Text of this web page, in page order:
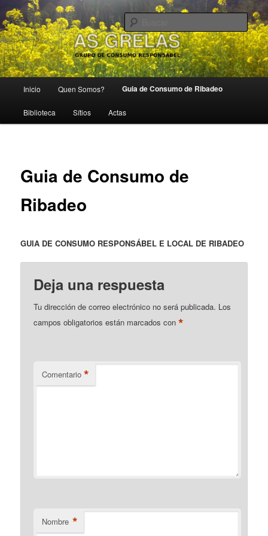
al
contenido
principalAs Grelas
Grupo de Consumo Responsábel
principal
Inicio Quen Somos? Guia de Consumo de Ribadeo
Biblioteca Sítios Actas
Guia de Consumo de
Ribadeo
GUIA DE CONSUMO RESPONSÁBEL E LOCAL DE RIBADEO
Deja una respuesta
Tu dirección de correo electrónico no será publicada. Los
campos obligatorios están marcados con*
Comentario *
Nombre *